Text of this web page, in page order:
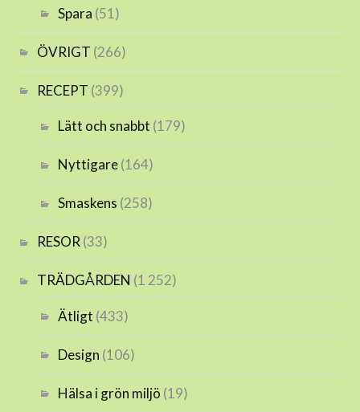
Spara (51)
ÖVRIGT (266)
RECEPT (399)
Lätt och snabbt (179)
Nyttigare(164)
Smaskens (258)
RESOR(33)
TRÄDGÅRDEN (1 252)
Ätligt (433)
Design (106)
Hälsa i grön miljö (19)